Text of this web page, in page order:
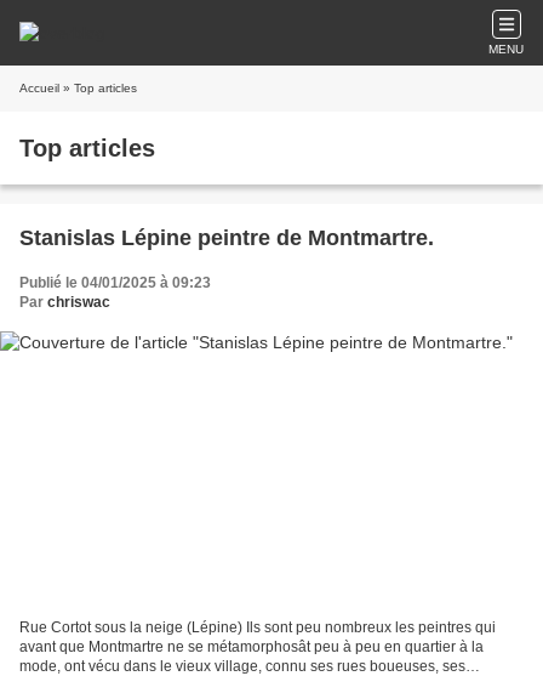
MENU
Accueil » Top articles
Top articles
Stanislas Lépine peintre de Montmartre.
Publié le 04/01/2025 à 09:23
Par chriswac
Rue Cortot sous la neige (Lépine) Ils sont peu nombreux les peintres qui
avant que Montmartre ne se métamorphosât peu à peu en quartier à la
mode, ont vécu dans le vieux village, connu ses rues boueuses, ses